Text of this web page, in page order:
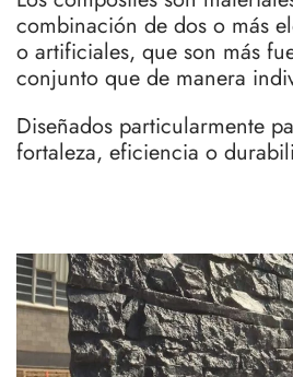
combinación de dos o más
o artificiales, que son más
conjunto que de manera
Diseñados particularmente
fortaleza, eficiencia o